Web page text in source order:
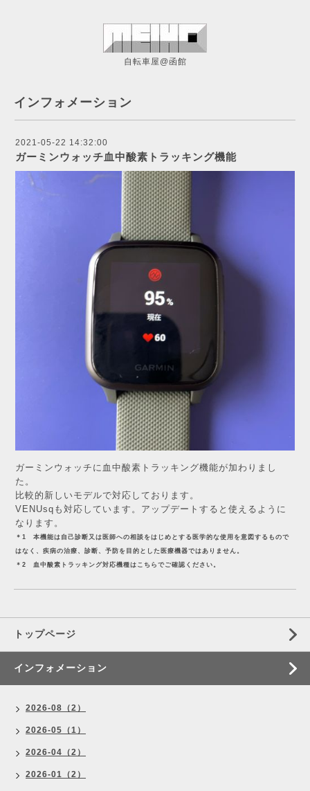
自転車屋@函館
インフォメーション
2021-05-22 14:32:00
ガーミンウォッチ血中酸素トラッキング機能
ガーミンウォッチに血中酸素トラッキング機能が加わりまし
た。
比較的新しいモデルで対応しております。
VENUsqも対応しています。アップデートすると使えるように
なります。
＊1 本機能は自己診断又は医師への相談をはじめとする医学的な使用を意図するもので
はなく、疾病の治療、診断、予防を目的とした医療機器ではありません。
＊2 血中酸素トラッキング対応機種は こちら でご確認ください。
トップページ
インフォメーション
2026-08（2）
2026-05（1）
2026-04（2）
2026-01（2）